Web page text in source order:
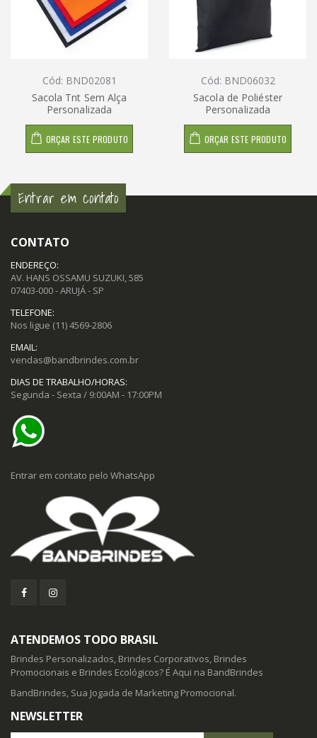
Cód: BND02081
Sacola Tnt Sem Alça
Personalizada
ORÇAR ESTE PRODUTO
Cód: BND06032
Sacola de Poliéster
Personalizada
ORÇAR ESTE PRODUTO
Entrar em contato
CONTATO
ENDEREÇO:
AV. HANS OSSAMU SUZUKI, 585
07403-000 - ARUJÁ - SP
TELEFONE:
Nos ligue (11) 4569-2806
EMAIL:
vendas@bandbrindes.com.br
DIAS DE TRABALHO/HORAS:
Segunda - Sexta / 9:00AM - 17:00PM
Entrar em contato pelo WhatsApp
ATENDEMOS TODO BRASIL
Brindes Personalizados, Brindes Corporativos, Brindes
Promocionais e Brindes Ecológicos? É Aqui na BandBrindes
BandBrindes, Sua Jogada de Marketing Promocional.
NEWSLETTER